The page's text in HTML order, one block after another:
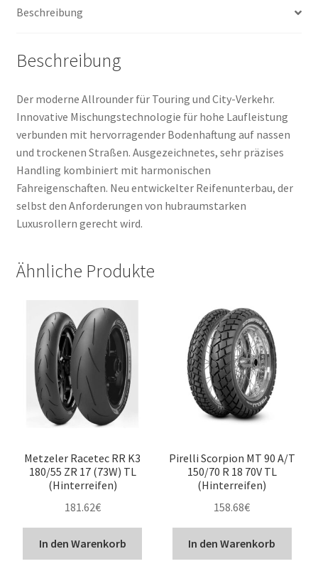
Beschreibung
Beschreibung
Der moderne Allrounder für Touring und City-Verkehr.
Innovative Mischungstechnologie für hohe Laufleistung
verbunden mit hervorragender Bodenhaftung auf nassen
und trockenen Straßen. Ausgezeichnetes, sehr präzises
Handling kombiniert mit harmonischen
Fahreigenschaften. Neu entwickelter Reifenunterbau, der
selbst den Anforderungen von hubraumstarken
Luxusrollern gerecht wird.
Ähnliche Produkte
Metzeler Racetec RR K3
180/55 ZR 17 (73W) TL
(Hinterreifen)
181.62€
In den Warenkorb
Pirelli Scorpion MT 90 A/T
150/70 R 18 70V TL
(Hinterreifen)
158.68€
In den Warenkorb